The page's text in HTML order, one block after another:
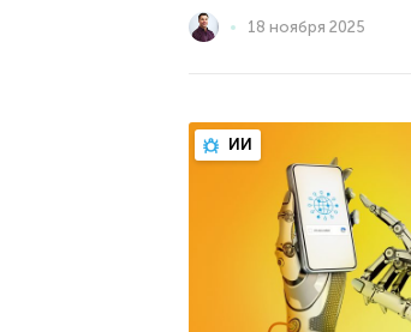
18 ноября 2025
ИИ